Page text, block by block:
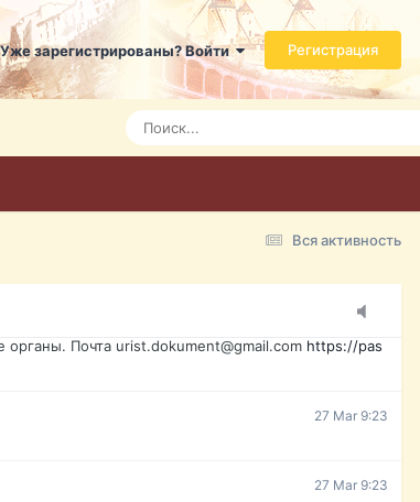
Уже зарегистрированы? Войти Регистрация
Вся активность
ребенок. Быстрое оформление договора с
7 Mar 3:21
7 Mar 3:24
7 Mar 3:28
15 Mar 16:47
Почта urist.dokument@gmail.com https://pas
27 Mar 9:23
27 Mar 9:23